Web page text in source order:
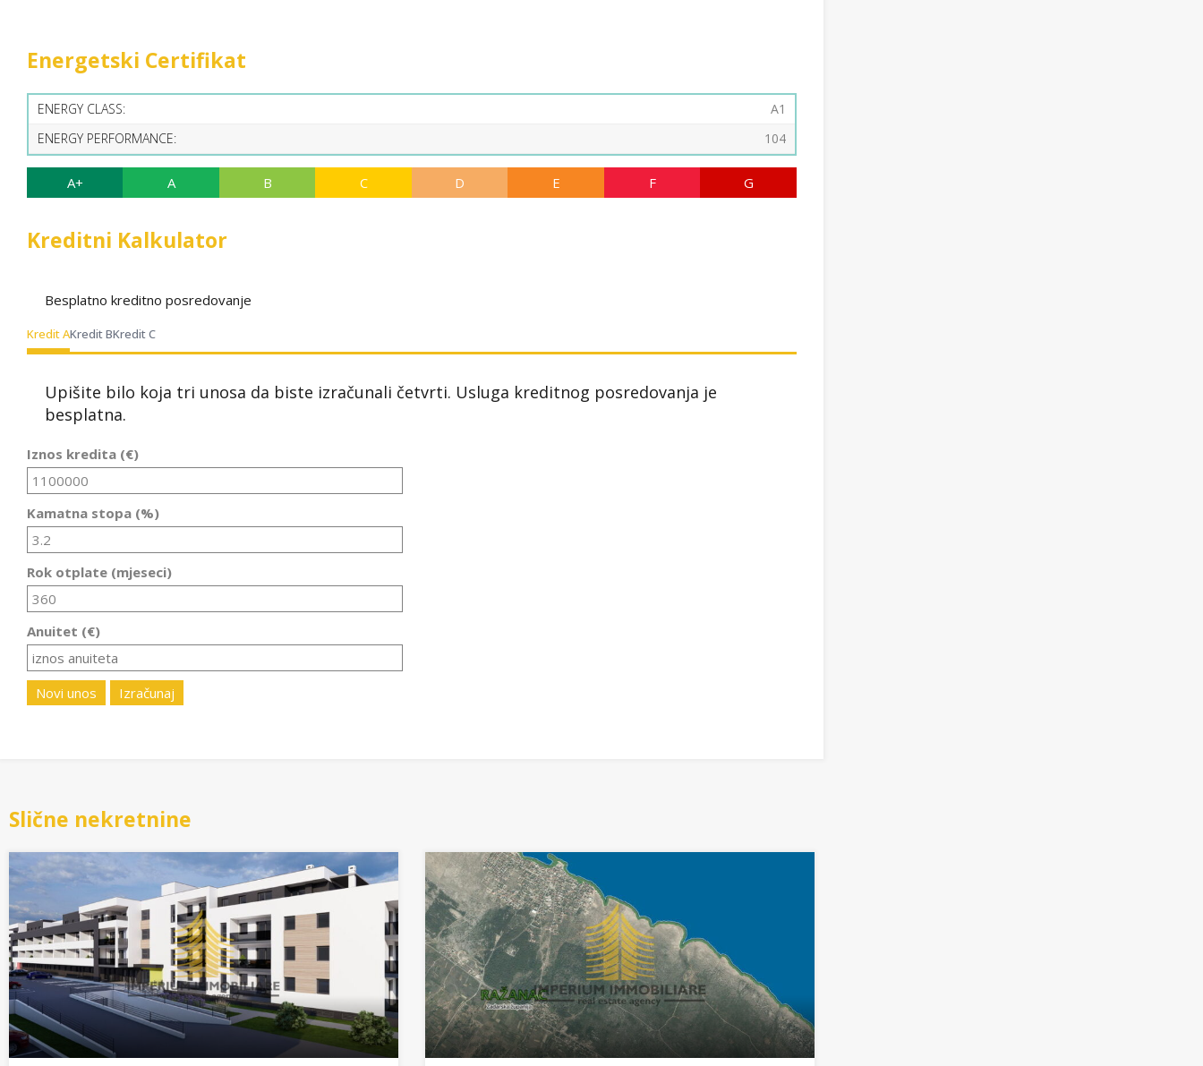
Energetski Certifikat
ENERGY CLASS:
A1
ENERGY PERFORMANCE:
104
A+ A B C D E F G
Kreditni Kalkulator
Besplatno kreditno posredovanje
Kredit AKredit BKredit C
Upišite bilo koja tri unosa da biste izračunali četvrti. Usluga kreditnog posredovanja je
besplatna.
Iznos kredita (€)
Kamatna stopa (%)
Rok otplate (mjeseci)
Anuitet (€)
Novi unos Izračunaj
Slične nekretnine